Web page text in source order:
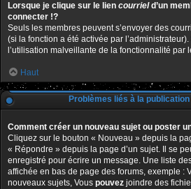
Lorsque je clique sur le lien courrield’un
connecter !?
Seuls les membres peuvent s’envoyer des
(si la fonction a été activée par
l’utilisation malveillante de la fonctionnalité par
Haut
Problèmes liés à la
Comment créer un nouveau sujet ou poster
Cliquez sur le bouton « Nouveau » depuis la
« Répondre » depuis la page d’un sujet. Il se
enregistré pour écrire un message. Une liste
affichée en bas de page des forums, exemple :
nouveaux sujets, Vous pouvez joindre des